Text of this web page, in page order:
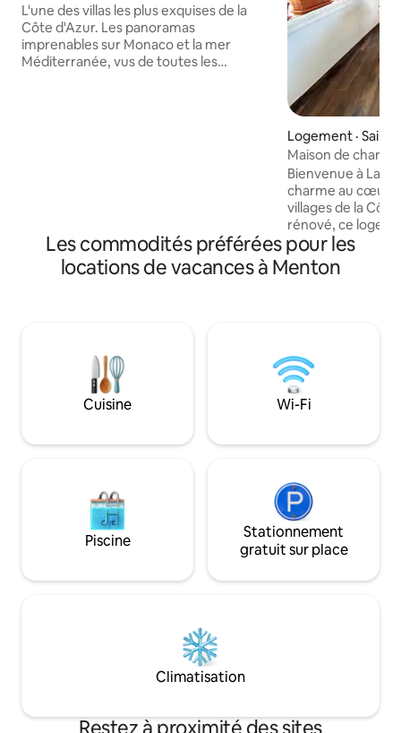
Carlo, Monaco
L'une des villas les plus exquises de la
Côte d'Azur. Les panoramas
imprenables sur Monaco et la mer
Méditerranée, vus de toutes les
est disponible pour 4 voitures. Elle se
trouve à 1 km/5 min en voiture de
Monaco, de la plage, des restaurants et
Logement · Saint
Maison de
Casetta »
Bienvenue à La
charme au cœur
villages de la Côte d’Azur.
rénové, ce
lumineux et
marie charme
moderne. Il offre
atmosphère
est réuni pour
romantique,
reposante.🌺
Les commodités préférées pour les
locations de vacances à Menton
Cuisine Wi-Fi
Piscine
Stationnement
gratuit sur place
Climatisation